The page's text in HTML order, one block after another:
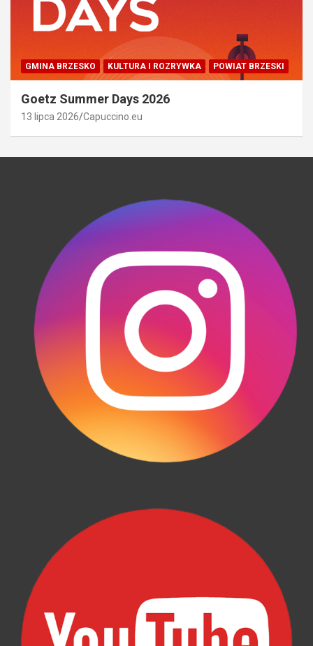
GMINA BRZESKO KULTURA I ROZRYWKA POWIAT BRZESKI
Goetz Summer Days 2026
13 lipca 2026 Capuccino.eu